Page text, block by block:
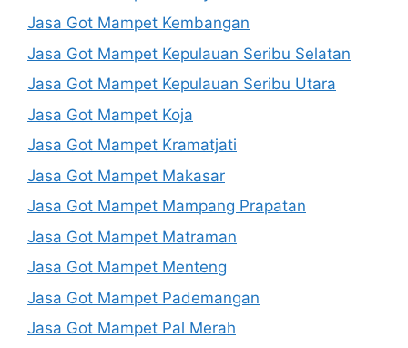
Jasa Got Mampet Kembangan
Jasa Got Mampet Kepulauan Seribu Selatan
Jasa Got Mampet Kepulauan Seribu Utara
Jasa Got Mampet Koja
Jasa Got Mampet Kramatjati
Jasa Got Mampet Makasar
Jasa Got Mampet Mampang Prapatan
Jasa Got Mampet Matraman
Jasa Got Mampet Menteng
Jasa Got Mampet Pademangan
Jasa Got Mampet Pal Merah